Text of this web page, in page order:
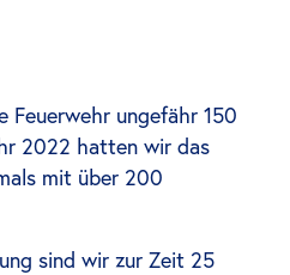
Feuerwehr ungefähr 150
2022 hatten wir das
mit über 200
sind wir zur Zeit 25